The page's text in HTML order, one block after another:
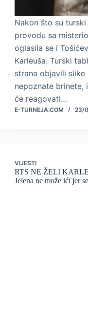
Nakon što su
provodu sa
oglasila se i
Karleuša. Turski
strana objavili slike
nepoznate brinete,
će reagovati…
E-TURNEJA.COM 23/
VIJESTI
RTS NE ŽELI
Jelena ne može ići jer